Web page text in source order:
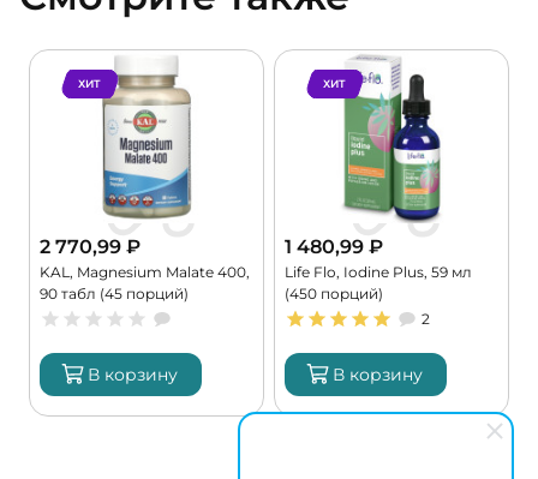
ХИТ
2 770,99 ₽
KAL, Magnesium Malate 400,
90 табл (45 порций)
В корзину
ХИТ
1 480,99 ₽
Life Flo, Iodine Plus, 59 мл
(450 порций)
2
В корзину